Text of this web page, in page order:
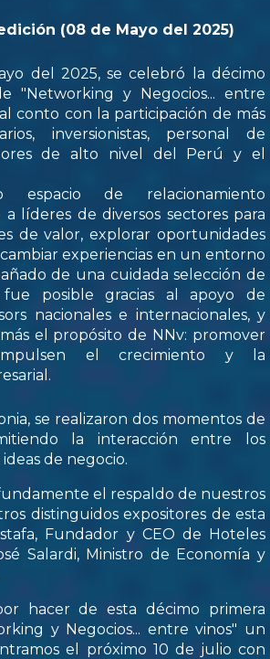
(08 de Mayo del 2025)
del 2025, se celebró la décimo
"Networking y Negocios... entre
conto con la participación de más
inversionistas, personal de
de alto nivel del Perú y el
espacio de relacionamiento
líderes de diversos sectores para
de valor, explorar oportunidades
experiencias en un entorno
de una cuidada selección de
fue posible gracias al apoyo de
nacionales e internacionales, y
el propósito de NNv: promover
el crecimiento y la
se realizaron dos momentos de
la interacción entre los
de negocio.
el respaldo de nuestros
distinguidos expositores de esta
Fundador y CEO de Hoteles
Salardi, Ministro de Economía y
hacer de esta décimo primera
y Negocios... entre vinos" un
el próximo 10 de julio con